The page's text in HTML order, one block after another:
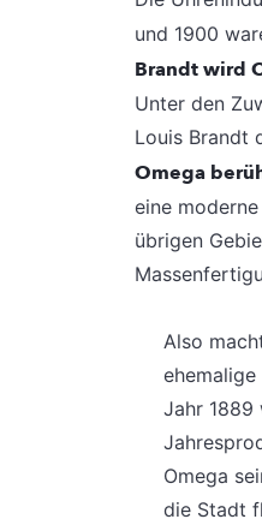
und 1900
Brandt wird
Unter den
Louis Brandt
Omega
eine
übrigen
Also
Jahr 1889
Omega
die Stadt